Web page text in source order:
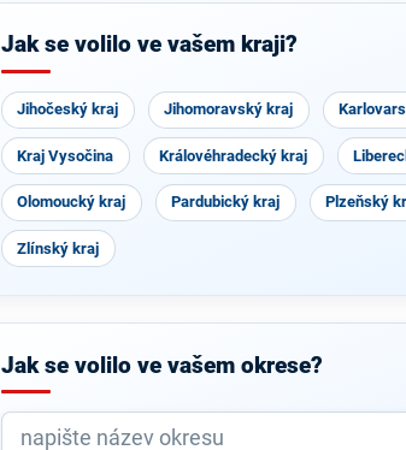
Jak se volilo ve vašem kraji?
Jihočeský kraj Jihomoravský kraj
Kraj Vysočina Královéhradecký kraj
Olomoucký kraj Pardubický kraj Plzeňský
Zlínský kraj
Jak se volilo ve vašem okrese?